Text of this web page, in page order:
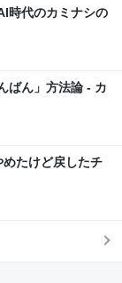
時代のカミナシの
ばん」方法論 - カ
たけど戻したチ